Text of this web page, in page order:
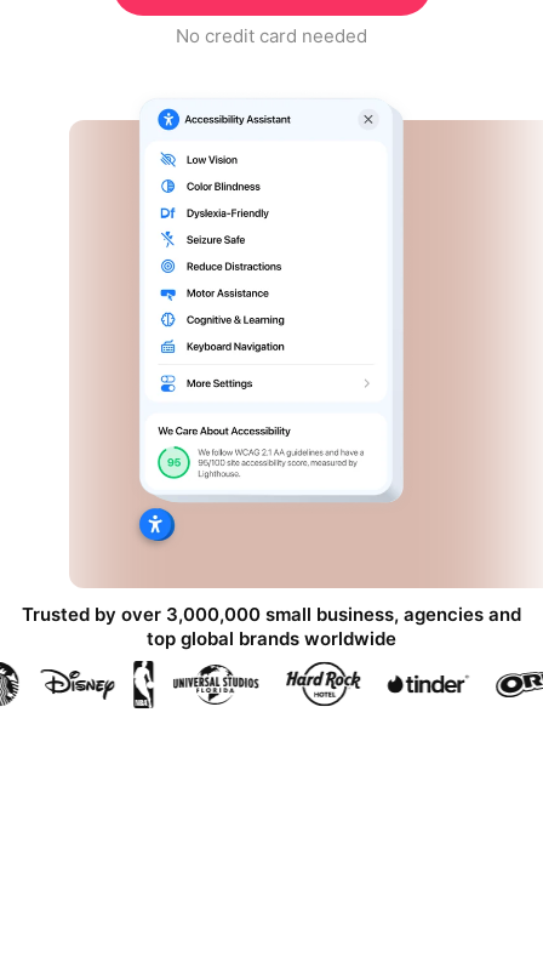
No credit card needed
Trusted by over 3,000,000 small business, agencies and
top global brands worldwide